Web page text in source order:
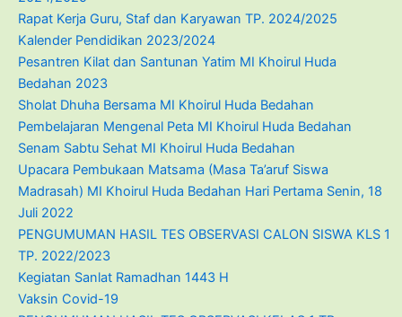
Rapat Kerja Guru, Staf dan Karyawan TP. 2024/2025
Kalender Pendidikan 2023/2024
Pesantren Kilat dan Santunan Yatim MI Khoirul Huda
Bedahan 2023
Sholat Dhuha Bersama MI Khoirul Huda Bedahan
Pembelajaran Mengenal Peta MI Khoirul Huda Bedahan
Senam Sabtu Sehat MI Khoirul Huda Bedahan
Upacara Pembukaan Matsama (Masa Ta’aruf Siswa
Madrasah) MI Khoirul Huda Bedahan Hari Pertama Senin, 18
Juli 2022
PENGUMUMAN HASIL TES OBSERVASI CALON SISWA KLS 1
TP. 2022/2023
Kegiatan Sanlat Ramadhan 1443 H
Vaksin Covid-19